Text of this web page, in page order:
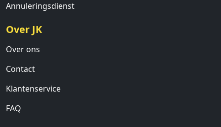
Annuleringsdienst
Over JK
Over ons
Contact
Klantenservice
FAQ